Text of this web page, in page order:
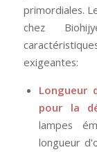
primordiales.
chez
exigeantes:
Longueur
pour la
lampes
longueur